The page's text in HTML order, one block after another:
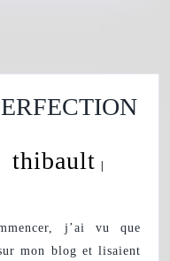
thibault |
j’ai vu que
mon blog et lisaient